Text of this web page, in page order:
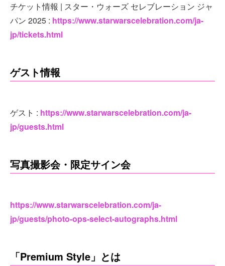
チケット情報 | スター・ウォーズ セレブレーション ジャ
パン 2025 : https://www.starwarscelebration.com/ja-
jp/tickets.html
ゲスト情報
ゲスト : https://www.starwarscelebration.com/ja-
jp/guests.html
写真撮影会・限定サイン会
https://www.starwarscelebration.com/ja-
jp/guests/photo-ops-select-autographs.html
「Premium Style」とは